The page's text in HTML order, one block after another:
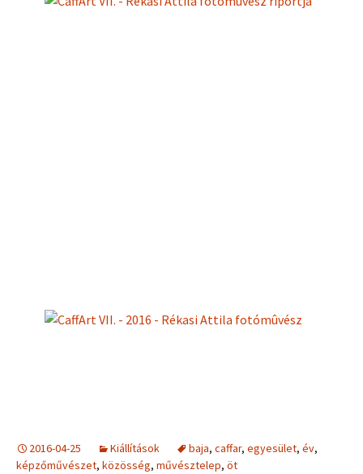
2016-04-25 Kiállítások baja, caffar, egyesület, év,
képzőművészet, közösség, művésztelep, öt